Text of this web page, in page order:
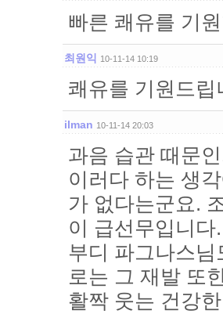
빠른 쾌유를 기
최원익 10-11-14 10:19
쾌유를 기원드
ilman 10-11-14 20:03
과음 습관 때문
이러다 하는 생
가 없다는군요.
이 급선무입니다.
부디 파그나스
로는 그 재발 또
활짝 웃는 건강